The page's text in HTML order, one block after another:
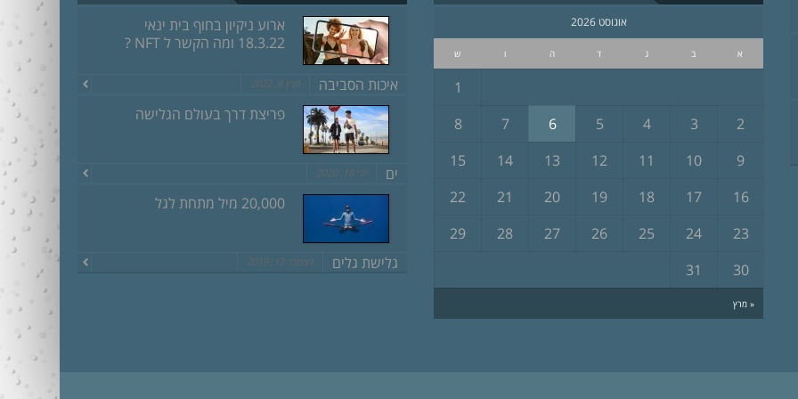
אוגוסט 2026
א ב ג ד ה ו ש
« מרץ
1
2
3
4
5
6
7
8
9
10
11
12
13
14
15
16
17
18
19
20
21
22
23
24
25
26
27
28
29
30
31
ארוע ניקיון בחוף בית ינאי
18.3.22 ומה הקשר ל NFT ?
איכות הסביבה מרץ 8, 2022
פריצת דרך בעולם הגלישה
ים יוני 18, 2020
20,000 מיל מתחת לגל
גלישת גלים דצמבר 13, 2019